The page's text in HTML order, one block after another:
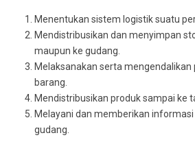
Menentukan sistem logistik suatu
Mendistribusikan dan menyimpan
maupun ke gudang.
Melaksanakan serta
barang.
Mendistribusikan produk sampai ke
Melayani dan memberikan
gudang.